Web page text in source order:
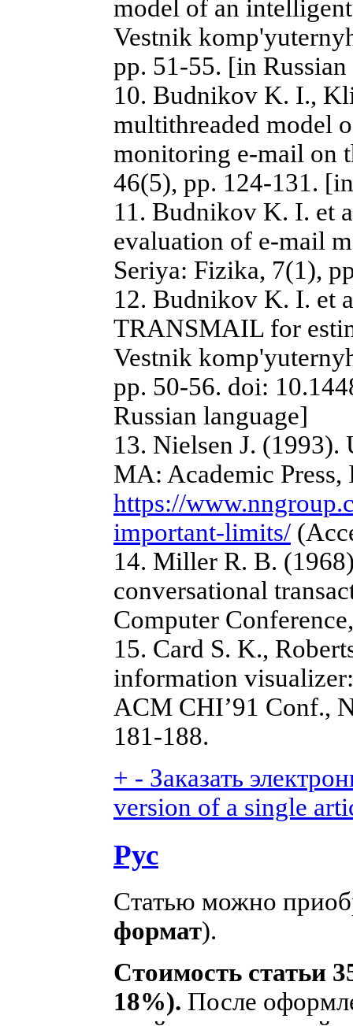
model of an
Vestnik
pp. 51-55. [in
10. Budnikov K. I.,
multithreaded model
monitoring e-mail on
46(5), pp. 124-131.
11. Budnikov K. I. et
evaluation of e-mail
Seriya: Fizika, 7(1),
12. Budnikov K. I. et
TRANSMAIL for
Vestnik
pp. 50-56. doi:
Russian language]
13. Nielsen J.
MA: Academic
https://
important-limits/
14. Miller R. B.
conversational
Computer
15. Card S. K.,
information
ACM CHI’91 Conf.,
181-188.
+ - Заказать
version of a single
Рус
Статью можно
формат).
Стоимость статьи
18%). После